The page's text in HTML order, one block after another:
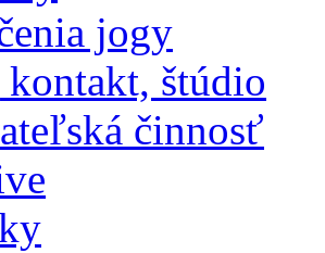
jogy
kontakt, štúdio
činnosť